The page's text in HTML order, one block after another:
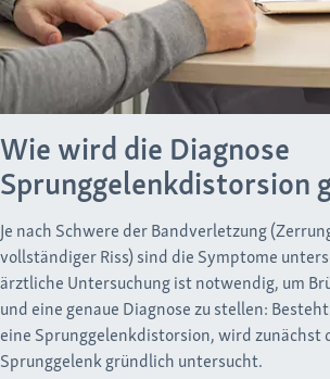
Wie wird die Diagnose
Sprunggelenkdistorsion
Je nach Schwere der Bandverletzung
vollständiger Riss) sind die Symptome
ärztliche Untersuchung ist notwendig, um
und eine genaue Diagnose zu stellen:
eine Sprunggelenkdistorsion, wird zunächst
Sprunggelenk gründlich untersucht.